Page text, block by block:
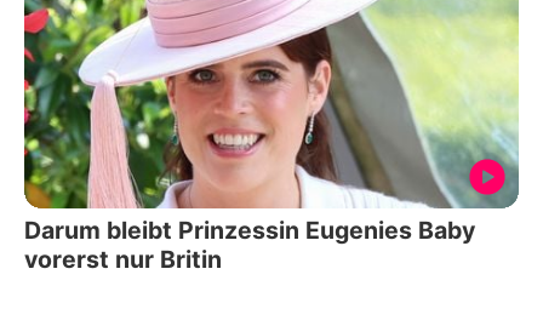
Darum bleibt Prinzessin Eugenies Baby
vorerst nur Britin